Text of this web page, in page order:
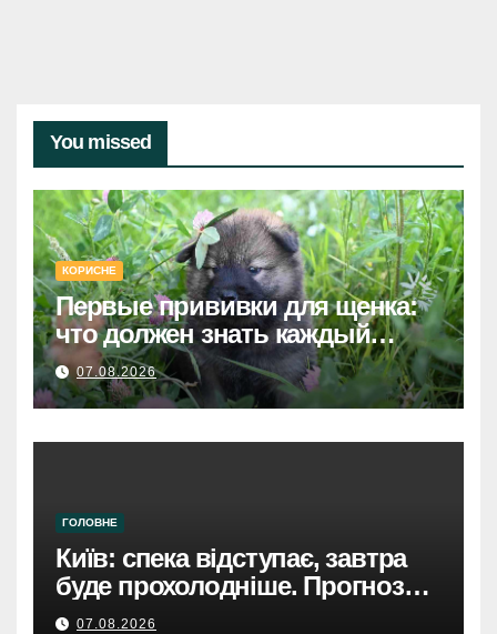
You missed
КОРИСНЕ
Первые прививки для щенка:
что должен знать каждый
хозяин
07.08.2026
ГОЛОВНЕ
Київ: спека відступає, завтра
буде прохолодніше. Прогноз
погоди
07.08.2026